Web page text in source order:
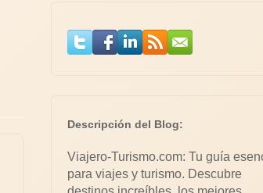
Descripción del Blog:
Viajero-Turismo.com: Tu guía
para viajes y turismo. Descubre